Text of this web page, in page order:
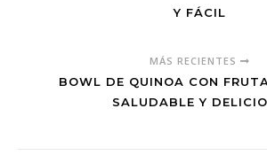
Y FÁCIL
MÁS RECIENTES
BOWL DE QUINOA CON
SALUDABLE Y